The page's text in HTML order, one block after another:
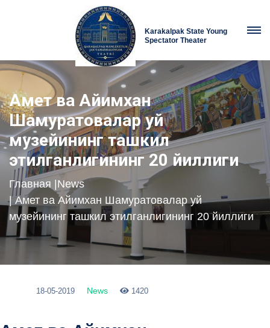
Karakalpak State Young
Spectator Theater
Амет ва Айимхан
Шамуратовалар уй
музейининг ташкил
этилганлигининг 20 йиллиги
Главная News
| Амет ва Айимхан Шамуратовалар уй
музейининг ташкил этилганлигининг 20 йиллиги
18-05-2019 News 1420